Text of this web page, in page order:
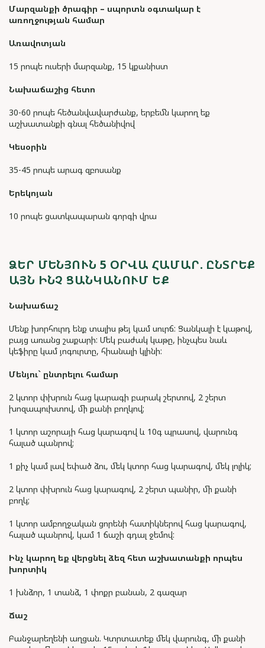
Մարզանքի ծրագիր – սպորտն օգտակար է
առողջության համար
Առավոտյան
15 րոպե ուսերի մարզանք, 15 կքանիստ
Նախաճաշից հետո
30-60 րոպե հեծանվավարժանք, երբեմն կարող եք
աշխատանքի գնալ հեծանիվով
Կեսօրին
35-45 րոպե արագ զբոսանք
Երեկոյան
10 րոպե ցատկապարան գորգի վրա
ՁԵՐ ՄԵՆՅՈՒՆ 5 ՕՐՎԱ ՀԱՄԱՐ. ԸՆՏՐԵՔ
ԱՅՆ ԻՆՉ ՑԱՆԿԱՆՈՒՄ ԵՔ
Նախաճաշ
Մենք խորհուրդ ենք տալիս թեյ կամ սուրճ: Ցանկալի է կաթով,
բայց առանց շաքարի: Մեկ բաժակ կաթը, ինչպես նաև
կեֆիրը կամ յոգուրտը, հիանալի կլինի:
Մենյու` ընտրելու համար
2 կտոր փխրուն հաց կարագի բարակ շերտով, 2 շերտ
խոզապուխտով, մի քանի բողկով;
1 կտոր աշորայի հաց կարագով և 10գ պրասով, վարունգ
հալած պանրով;
1 քիչ կամ լավ եփած ձու, մեկ կտոր հաց կարագով, մեկ լոլիկ;
2 կտոր փխրուն հաց կարագով, 2 շերտ պանիր, մի քանի
բողկ;
1 կտոր ամբողջական ցորենի հատիկներով հաց կարագով,
հալած պանրով, կամ 1 ճաշի գդալ ջեմով:
Ինչ կարող եք վերցնել ձեզ հետ աշխատանքի որպես
խորտիկ
1 խնձոր, 1 տանձ, 1 փոքր բանան, 2 գազար
Ճաշ
Բանջարեղենի աղցան. Կտրտատեք մեկ վարունգ, մի քանի